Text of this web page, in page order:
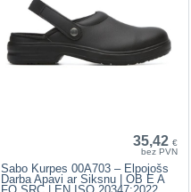
35,42 €
bez PVN
Sabo Kurpes 00A703 – Elpojošs
Darba Apavi ar Siksnu | OB E A